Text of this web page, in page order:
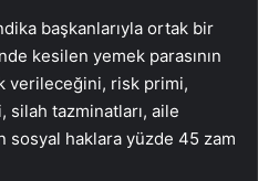
başkanlarıyla ortak bir
kesilen yemek parasının
verileceğini, risk primi,
tazminatları, aile
sosyal haklara yüzde 45 zam